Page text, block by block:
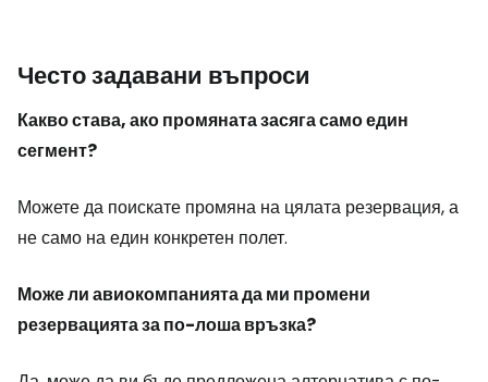
Често задавани въпроси
Какво става, ако промяната засяга само един
сегмент?
Можете да поискате промяна на цялата резервация, а
не само на един конкретен полет.
Може ли авиокомпанията да ми промени
резервацията за по-лоша връзка?